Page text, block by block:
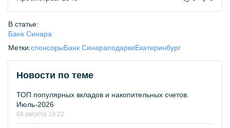
В статье:
Банк Синара
Метки:спонсорыБанк СинараподаркиЕкатеринбург
Новости по теме
ТОП популярных вкладов и накопительных счетов.
Июль-2026
04 августа 19:22